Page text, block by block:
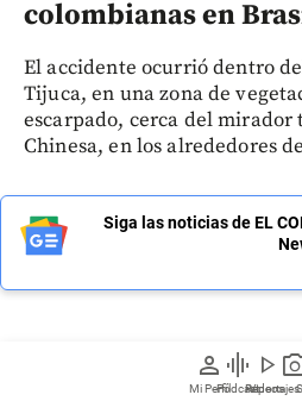
person
Mi Perfil
graphic_eq
Pódcast
play_arrow
Videos
colombianas en
El accidente ocurrió dentro
Tijuca, en una zona de
escarpado, cerca del mirador
Chinesa, en los alrededores
Siga las noticias de EL
Regístrate a